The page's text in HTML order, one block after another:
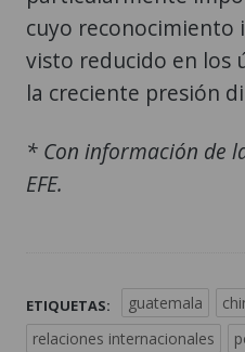
cuyo reconocimiento
visto reducido en los
la creciente presión
* Con información de
EFE.
ETIQUETAS: guatemala
relaciones internacionales